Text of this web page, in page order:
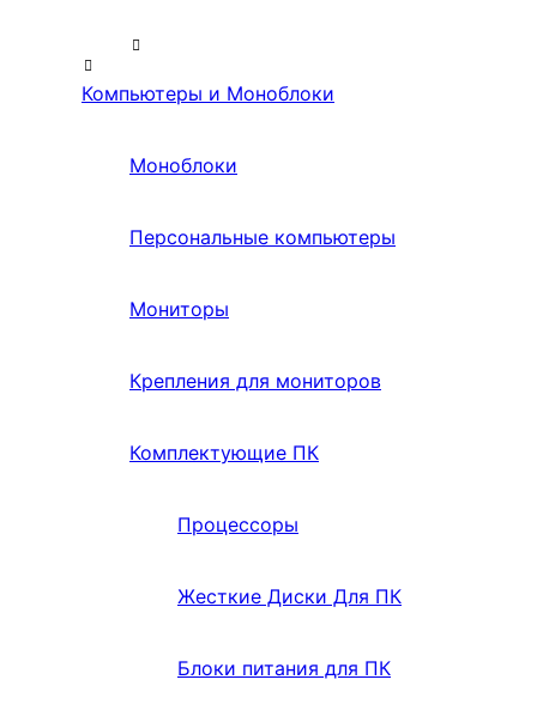
Компьютеры и Моноблоки
Моноблоки
Персональные компьютеры
Мониторы
Крепления для мониторов
Комплектующие ПК
Процессоры
Жесткие Диски Для ПК
Блоки питания для ПК